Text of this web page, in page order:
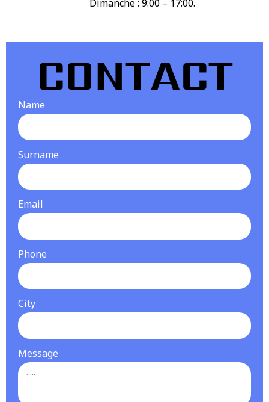
Dimanche : 9:00 – 17:00.
CONTACT
Name
Surname
Email
Phone
City
Message